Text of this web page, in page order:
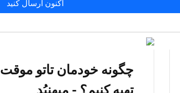
چگونه خودمان تاتو موقت
تهیه کنیم؟ - میهنبُد